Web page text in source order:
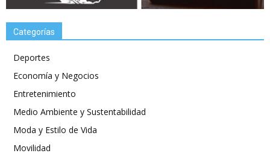
Categorías
Deportes
Economía y Negocios
Entretenimiento
Medio Ambiente y Sustentabilidad
Moda y Estilo de Vida
Movilidad